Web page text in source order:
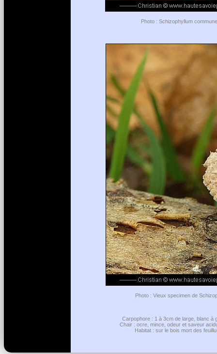
Photo : Schizophyllum
Photo : Vieux specimen de
Carpophore : 1 à 3cm de large, blanc à
Chair : ocre, mince, odeur et saveur
Habitat : sur le bois mort des